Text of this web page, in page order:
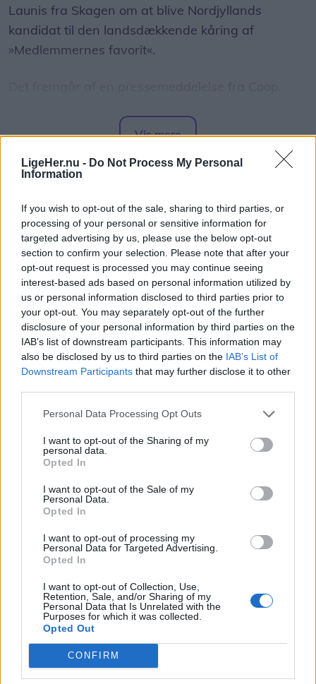
LigeHer.nu - Do Not Process My Personal
Information
If you wish to opt-out of the sale, sharing to third parties, or
processing of your personal or sensitive information for
targeted advertising by us, please use the below opt-out
section to confirm your selection. Please note that after your
opt-out request is processed you may continue seeing
interest-based ads based on personal information utilized by
us or personal information disclosed to third parties prior to
your opt-out. You may separately opt-out of the further
disclosure of your personal information by third parties on the
IAB’s list of downstream participants. This information may
also be disclosed by us to third parties on the IAB’s List of
Downstream Participants that may further disclose it to other
Personal Data Processing Opt Outs
I want to opt-out of the Sharing of my
personal data.
Opted In
I want to opt-out of the Sale of my
Personal Data.
Opted In
I want to opt-out of processing my
Personal Data for Targeted Advertising.
Opted In
I want to opt-out of Collection, Use,
Retention, Sale, and/or Sharing of my
Personal Data that Is Unrelated with the
Purposes for which it was collected.
Opted Out
CONFIRM
Launis fra Skagen om at blive Nordjyllands
kandidat til den landsdækkende kåring af
»Medlemmernes favorit«.
Fra mandag 10. august kan Coops medlemmer i
foretrækker. Den nordjyske vinder går
efterfølgende videre til en landsdækkende
afstemning mod kandidater fra seks andre dele af
landet.
Den nye hæderspris skal være med til at sætte
fokus på danske producenter og lokale fødevarer.
- Vores medlemmer siger klart, at de ønsker mere
fokus på danske og lokale fødevarer. Derfor laver
vi nu en ny hæderspris, hvor medlemmerne
vælger den danske producent, de vil kåre som
'Medlemmernes favorit', siger Annette Jorn,
administrerende direktør i foreningen Coop amba,
i pressemeddelelsen.
Coop har indstillet i alt 21 mindre danske
producenter. Tre producenter er blevet udvalgt fra
hver af landets syv områder.
Ifølge Coop har Danmark mange producenter med
stærke lokale rødder, godt håndværk og
interessante historier, som foreningen gerne vil
gøre mere synlige for medlemmerne.
Den regionale afstemning løber fra 10. til 30.
august.
Vis mere
Del artikel
Stor kæde giver fri på barnets første
skoledag
Lokalredaktionen
08. august 2026 kl. 10.00
NORDJYLLAND: Butiksansatte i JYSK Danmark kan
fra i år få fri med løn, når deres barn begynder i 0.
klasse.
Initiativet skal give medarbejderne mulighed for at
være til stede på en af familiens største